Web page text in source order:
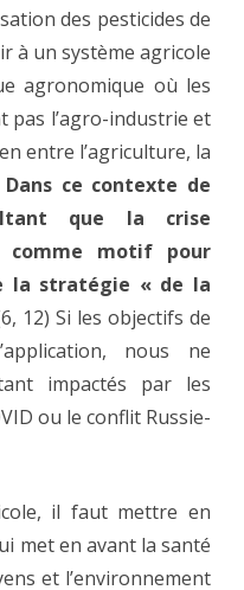
des pesticides de
à un système agricole
agronomique où les
pas l’agro-industrie et
entre l’agriculture, la
Dans ce contexte de
que la crise
comme motif pour
la stratégie « de la
12) Si les objectifs de
nous ne
impactés par les
ou le conflit Russie-
il faut mettre en
met en avant la santé
et l’environnement